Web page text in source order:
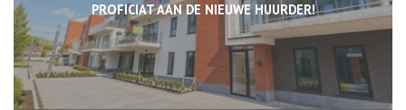
PROFICIAT AAN DE NIEUWE HUURDER!